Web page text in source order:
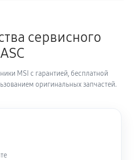
сервисного
MSI с гарантией, бесплатной
оригинальных запчастей.